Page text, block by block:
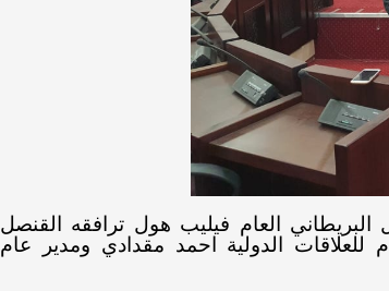
العام فيليب هول ترافقه القنصل
الدولية احمد مقدادي ومدير عام